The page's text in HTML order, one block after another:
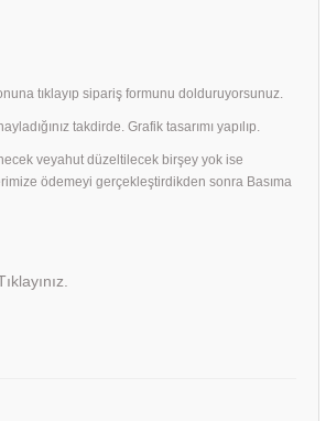
tıklayıp sipariş formunu dolduruyorsunuz.
takdirde. Grafik tasarımı yapılıp.
veyahut düzeltilecek birşey yok ise
ödemeyi gerçekleştirdikden sonra Basıma